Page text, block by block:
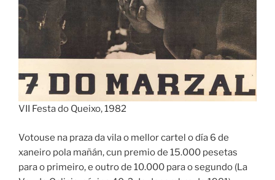
VII Festa do Queixo, 1982
Votouse na praza da vila o mellor cartel o día 6 de
xaneiro pola mañán, cun premio de 15.000 pesetas
para o primeiro, e outro de 10.000 para o segundo (La